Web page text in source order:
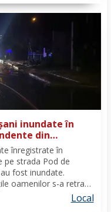
inundate în
din
înregistrate în
pe strada Pod de
fost inundate.
oamenilor s-a retras
apei, pompierii militari
au...
Local